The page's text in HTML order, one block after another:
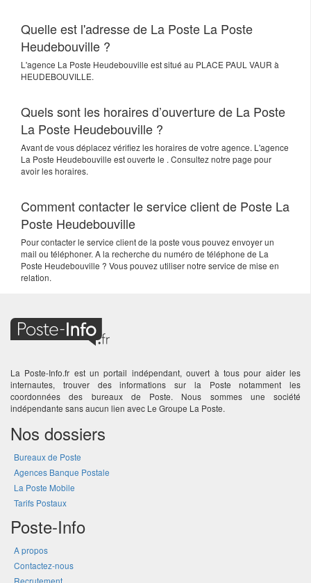
Quelle est l'adresse de La Poste La Poste
Heudebouville ?
L'agence La Poste Heudebouville est situé au PLACE PAUL VAUR à
HEUDEBOUVILLE.
Quels sont les horaires d’ouverture de La Poste
La Poste Heudebouville ?
Avant de vous déplacez vérifiez les horaires de votre agence. L'agence
La Poste Heudebouville est ouverte le . Consultez notre page pour
avoir les horaires.
Comment contacter le service client de Poste La
Poste Heudebouville
Pour contacter le service client de la poste vous pouvez envoyer un
mail ou téléphoner. A la recherche du numéro de téléphone de La
Poste Heudebouville ? Vous pouvez utiliser notre service de mise en
relation.
La Poste-Info.fr est un portail indépendant, ouvert à tous pour aider les
internautes, trouver des informations sur la Poste notamment les
coordonnées des bureaux de Poste. Nous sommes une société
indépendante sans aucun lien avec Le Groupe La Poste.
Nos dossiers
Bureaux de Poste
Agences Banque Postale
La Poste Mobile
Tarifs Postaux
Poste-Info
A propos
Contactez-nous
Recrutement